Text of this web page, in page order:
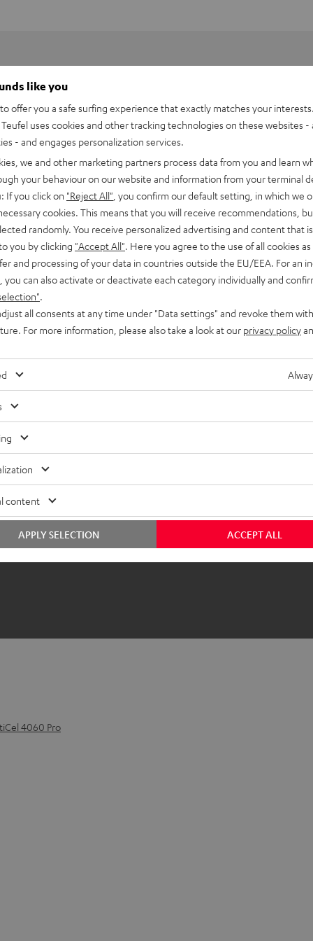
Uni-Deckenhalterung MultiCel 4060 Pro
4060 Pro
like you
offer you a safe surfing experience that exactly matches your
uses cookies and other tracking technologies on these websites -
- and engages personalization services.
we and other marketing partners process data from you and learn
your behaviour on our website and information from your terminal
If you click on "Reject All" , you confirm our default setting, in which we
cookies. This means that you will receive recommendations,
randomly. You receive personalized advertising and content that
you by clicking "Accept All" . Here you agree to the use of all cookies
and processing of your data in countries outside the EU/EEA. For an
you can also activate or deactivate each category individually and
all consents at any time under "Data settings" and revoke them
For more information, please also take a look at our privacy policy
content
ACCEPT ALL
APPLY SELECTION